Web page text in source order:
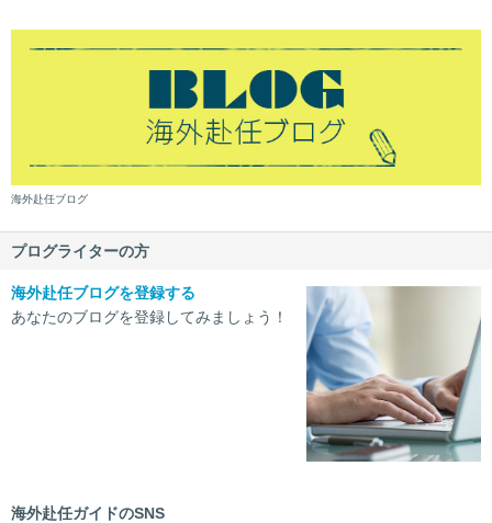
海外赴任ブログ
プログライターの方
海外赴任ブログを登録する
あなたのブログを登録してみましょう！
海外赴任ガイドのSNS